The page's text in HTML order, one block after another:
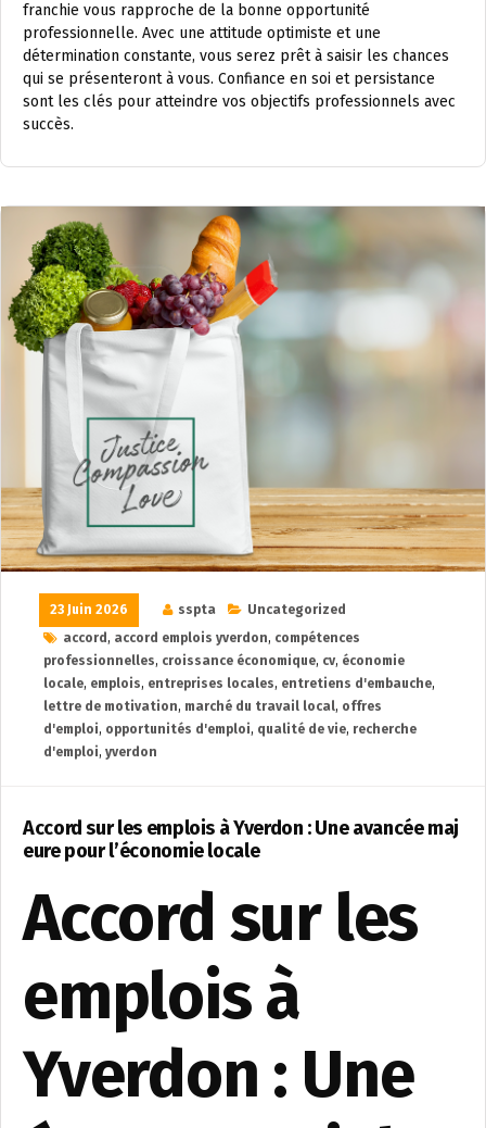
franchie vous rapproche de la bonne opportunité
professionnelle. Avec une attitude optimiste et une
détermination constante, vous serez prêt à saisir les chances
qui se présenteront à vous. Confiance en soi et persistance
sont les clés pour atteindre vos objectifs professionnels avec
succès.
23 Juin 2026 sspta
Uncategorized
accord, accord emplois yverdon, compétences
professionnelles, croissance économique, cv, économie
locale, emplois, entreprises locales, entretiens d'embauche,
lettre de motivation, marché du travail local, offres
d'emploi, opportunités d'emploi, qualité de vie, recherche
d'emploi, yverdon
Accord sur les emplois à Yverdon : Une avancée maj
eure pour l’économie locale
Accord sur les
emplois à
Yverdon : Une